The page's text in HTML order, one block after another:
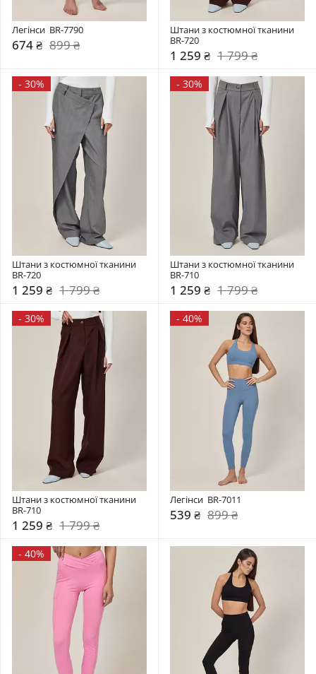
Легінси  BR-7790
674 ₴ 899 ₴
Штани з костюмної тканини
BR-720
1 259 ₴ 1 799 ₴
- 30%
Штани з костюмної тканини
BR-720
1 259 ₴ 1 799 ₴
- 30%
Штани з костюмної тканини
BR-710
1 259 ₴ 1 799 ₴
- 30%
Штани з костюмної тканини
BR-710
1 259 ₴ 1 799 ₴
- 40%
Легінси  BR-7011
539 ₴ 899 ₴
- 40%